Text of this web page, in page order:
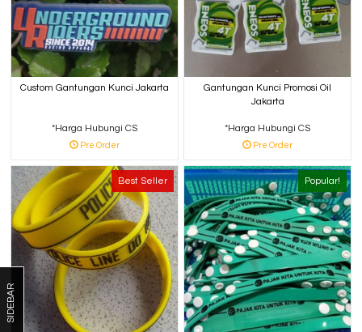
Custom Gantungan Kunci Jakarta
*Harga Hubungi CS
Pre Order
Gantungan Kunci Promosi Oil
Jakarta
*Harga Hubungi CS
Pre Order
Best Seller Popular!
SIDEBAR